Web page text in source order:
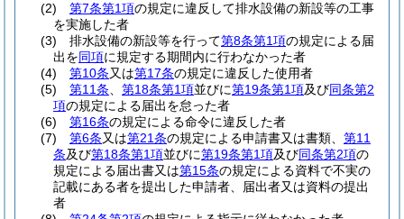
(2)
第7条第1項の規定に違反して排水設備の新設等の工事
を実施した者
(3)
排水設備の新設等を行って第8条第1項の規定による届
出を同項に規定する期間内に行わなかった者
(4)
第10条又は第17条の規定に違反した使用者
(5)
第11条 第18条第1項並びに第19条第1項及び同条第2
項の規定による届出を怠った者
(6)
第16条の規定による命令に違反した者
(7)
第6条又は第21条の規定による申請書又は書類、 第11
条及び第18条第1項並びに第19条第1項及び同条第2項の
規定による届出書又は第15条の規定による資料で不実の
記載にある者を提出した申請者、届出者又は資料の提出
者